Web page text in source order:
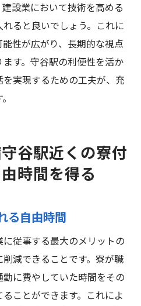
設業において技術を高める
ると良いでしょう。これに
性が広がり、長期的な視点
す。守谷駅の利便性を活か
実現するための工夫が、充
谷駅近くの寮付
時間を得る
る自由時間
従事する最大のメリットの
減できることです。寮が職
に費やしていた時間をその
ことができます。これによ